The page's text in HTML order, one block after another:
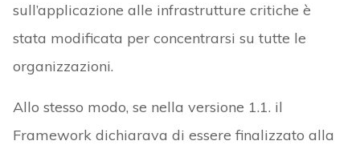
sull’applicazione alle infrastrutture critiche è
stata modificata per concentrarsi su tutte le
organizzazioni.
Allo stesso modo, se nella versione 1.1. il
Framework dichiarava di essere finalizzato alla